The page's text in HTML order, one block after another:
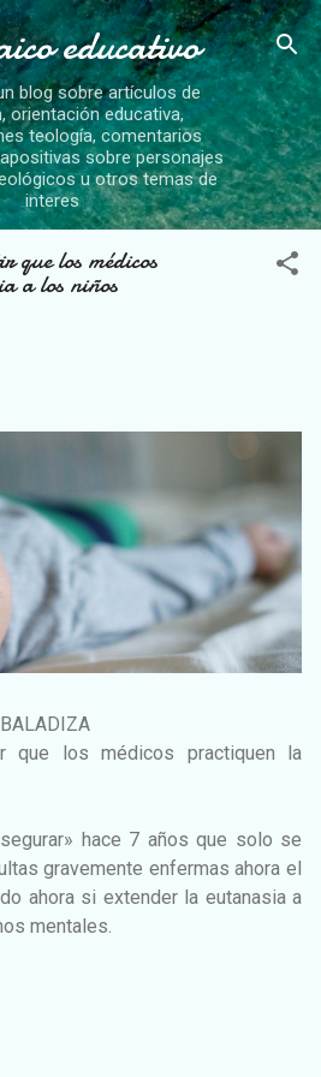
principal
educativo
blog sobre artículos de
orientación educativa,
teología, comentarios
sobre personajes
u otros temas de
interes
que los médicos
a los niños
que los médicos practiquen la
hace 7 años que solo se
gravemente enfermas ahora el
ahora si extender la eutanasia a
mentales.